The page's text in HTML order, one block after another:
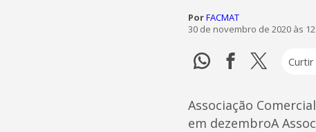
PorFACMAT
30 de novembro de 2020 às
Curtir
Associação
em dezembroA